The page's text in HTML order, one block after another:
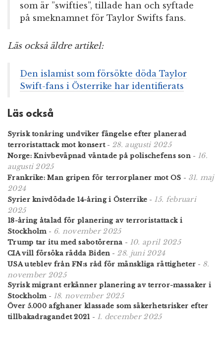
som är ”swifties”, tillade han och syftade
på smeknamnet för Taylor Swifts fans.
Läs också äldre artikel:
Den islamist som försökte döda Taylor
Swift-fans i Österrike har identifierats
Läs också
Syrisk tonåring undviker fängelse efter planerad
terroristattack mot konsert- 28. augusti 2025
Norge: Knivbeväpnad väntade på polischefens son - 16.
augusti 2025
Frankrike: Man gripen för terrorplaner mot OS - 31. maj
2024
Syrier knivdödade 14-åring i Österrike - 15. februari
2025
18-åring åtalad för planering av terroristattack i
Stockholm- 6. november 2025
Trump tar itu med sabotörerna - 10. april 2025
CIA vill försöka rädda Biden - 28. juni 2024
USA uteblev från FN:s råd för mänskliga rättigheter - 8.
november 2025
Syrisk migrant erkänner planering av terror-massaker i
Stockholm- 18. november 2025
Över 5.000 afghaner klassade som säkerhetsrisker efter
tillbakadragandet 2021 - 1. december 2025